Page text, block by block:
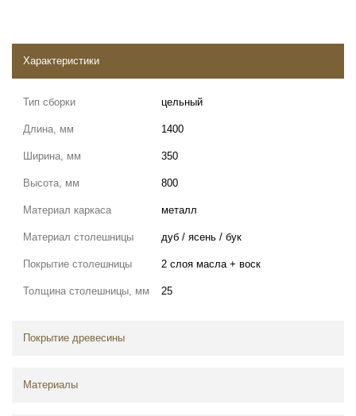
Характеристики
Тип сборки цельный
Длина, мм 1400
Ширина, мм 350
Высота, мм 800
Материал каркаса металл
Материал столешницы дуб / ясень / бук
Покрытие столешницы 2 слоя масла + воск
Толщина столешницы, мм 25
Покрытие древесины
Материалы